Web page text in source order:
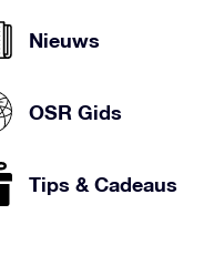
Nieuws
OSR Gids
Tips & Cadeaus